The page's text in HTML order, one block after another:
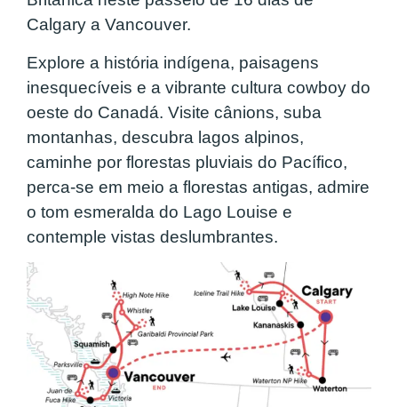
Calgary a Vancouver.
Explore a história indígena, paisagens
inesquecíveis e a vibrante cultura cowboy do
oeste do Canadá. Visite cânions, suba
montanhas, descubra lagos alpinos,
caminhe por florestas pluviais do Pacífico,
perca-se em meio a florestas antigas, admire
o tom esmeralda do Lago Louise e
contemple vistas deslumbrantes.